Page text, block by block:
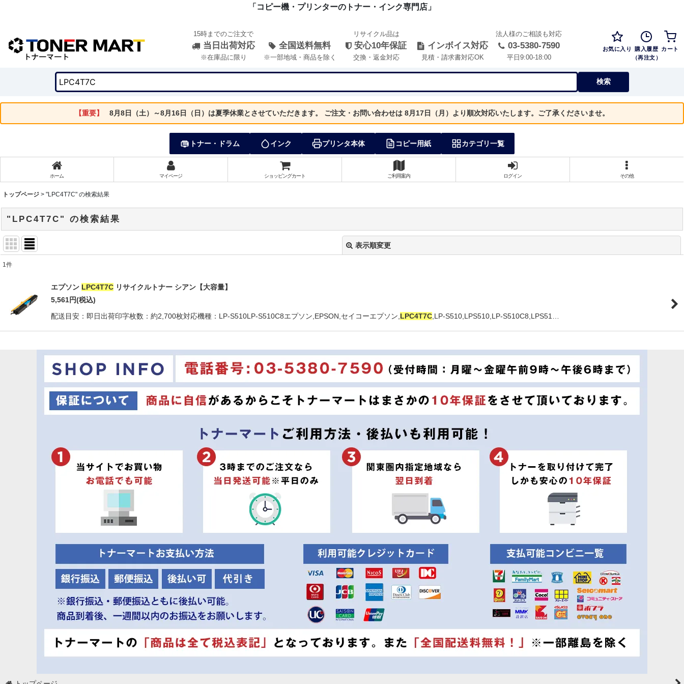
「コピー機・プリンターのトナー・インク専門店」
15時までのご注文で
当日出荷対応
※在庫品に限り
全国送料無料
※一部地域・商品を除く
リサイクル品は
安心10年保証
交換・返金対応
インボイス対応
見積・請求書対応OK
法人様のご相談も対応
03-5380-7590
平日9:00-18:00
お気に入り 購入履歴
（再注文）
カート
検索
【重要】 8月8日（土）～8月16日（日）は夏季休業とさせていただきます。 ご注文・お問い合わせは 8月17日（月）より順次対応いたします。ご了承くださいませ。
トナー・ドラム インク プリンタ本体 コピー用紙 カテゴリ一覧
ホーム マイページ ショッピングカート ご利用案内 ログイン その他
トップページ > "LPC4T7C" の検索結果
"LPC4T7C" の検索結果
表示順変更
表示数:
1件
エプソン LPC4T7C リサイクルトナー シアン【大容量】
5,561円(税込)
配送目安：即日出荷印字枚数：約2,700枚対応機種：LP-S510LP-S510C8エプソン,EPSON,セイコーエプソン, LPC4T7C ,LP-S510,LPS510,LP-S510C8,LPS51…